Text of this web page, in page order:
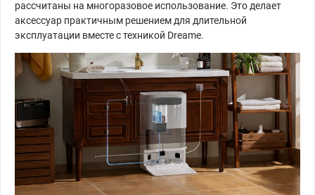
рассчитаны на многоразовое использование. Это делает
аксессуар практичным решением для длительной
эксплуатации вместе с техникой Dreame.